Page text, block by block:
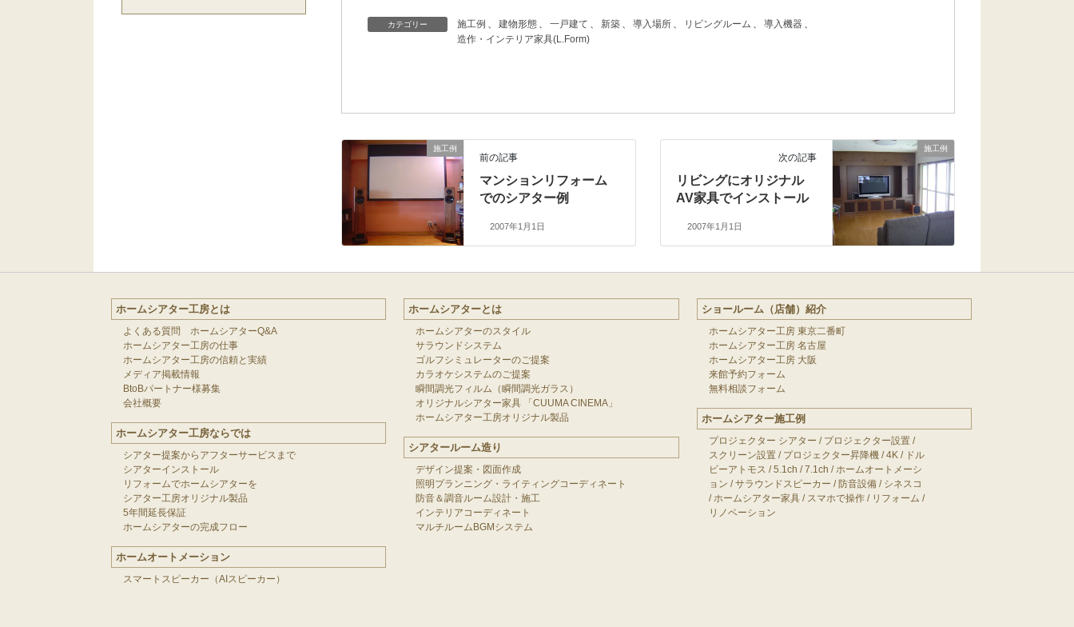
カテゴリー 施工例 、 建物形態 、 一戸建て 、 新築 、 導入場所 、 リビングルーム 、 導入機器 、
造作・インテリア家具(L.Form)
施工例
前の記事
マンションリフォーム
でのシアター例
2007年1月1日
施工例
次の記事
リビングにオリジナル
AV家具でインストール
2007年1月1日
ホームシアター工房とは
よくある質問 ホームシアターQ&A
ホームシアター工房の仕事
ホームシアター工房の信頼と実績
メディア掲載情報
BtoBパートナー様募集
会社概要
ホームシアター工房ならでは
シアター提案からアフターサービスまで
シアターインストール
リフォームでホームシアターを
シアター工房オリジナル製品
5年間延長保証
ホームシアターの完成フロー
ホームオートメーション
スマートスピーカー（AIスピーカー）
ホームシアターとは
ホームシアターのスタイル
サラウンドシステム
ゴルフシミュレーターのご提案
カラオケシステムのご提案
瞬間調光フィルム（瞬間調光ガラス）
オリジナルシアター家具 「CUUMA CINEMA」
ホームシアター工房オリジナル製品
シアタールーム造り
デザイン提案・図面作成
照明プランニング・ライティングコーディネート
防音＆調音ルーム設計・施工
インテリアコーディネート
マルチルームBGMシステム
ショールーム（店舗）紹介
ホームシアター工房 東京二番町
ホームシアター工房 名古屋
ホームシアター工房 大阪
来館予約フォーム
無料相談フォーム
ホームシアター施工例
プロジェクター シアター / プロジェクター設置/
スクリーン設置/ プロジェクター昇降機/4K/ ドル
ビーアトモス /5.1ch /7.1ch /ホームオートメーシ
ョン /サラウンドスピーカー / 防音設備/ シネスコ
/ホームシアター家具/ スマホで操作/ リフォーム /
リノベーション